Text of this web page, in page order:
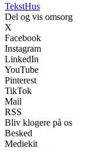
TekstHus
Del og vis omsorg
X
Facebook
Instagram
LinkedIn
YouTube
Pinterest
TikTok
Mail
RSS
Bliv klogere på os
Besked
Mediekit